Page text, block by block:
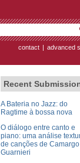
contact | advanced
Recent
A Bateria no Jazz: do
Ragtime à bossa nova
O diálogo entre canto e
piano: uma análise
de canções de Camargo
Guarnieri